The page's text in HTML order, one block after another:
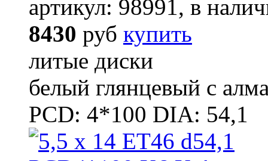
артикул: 98991, в
8430 руб купить
литые диски
белый глянцевый с
PCD: 4*100 DIA: 54,1